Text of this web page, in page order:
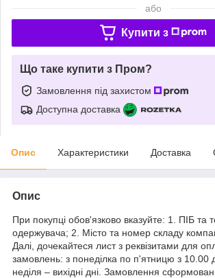
або
Купити з
Що таке купити з Пром?
Замовлення під захистом
Доступна доставка
Опис Характеристики Доставка
Опис
При покупці обов'язково вказуйте: 1. ПІБ та
одержувача; 2. Місто та номер складу
Далі, дочекайтеся лист з реквізитами для
замовлень: з понеділка по п'ятницю з 10.00
неділя – вихідні дні. Замовлення